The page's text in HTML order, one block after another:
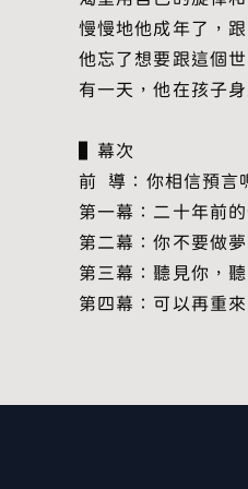
慢慢地他成年了，
他忘了想要跟這個
有一天，他在孩子
▌幕次
前 導：你相信預言
第一幕：二十年前
第二幕：你不要做
第三幕：聽見你，
第四幕：可以再重來